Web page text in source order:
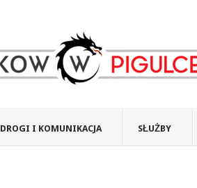
DROGI I KOMUNIKACJA SŁUŻBY